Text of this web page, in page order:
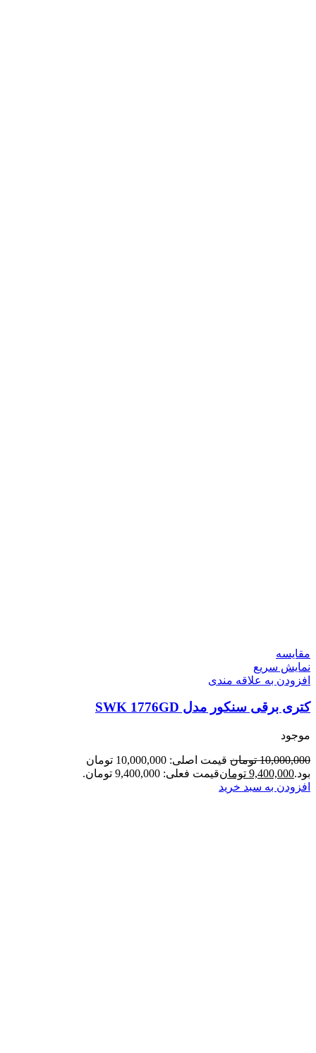
مقايسه
نمایش سریع
افزودن به علاقه مندی
کتری برقی سنکور مدل SWK 1776GD
موجود
10,000,000 تومان
قیمت اصلی: 10,000,000 تومان
بود.9,400,000 تومانقیمت فعلی: 9,400,000 تومان.
افزودن به سبد خرید